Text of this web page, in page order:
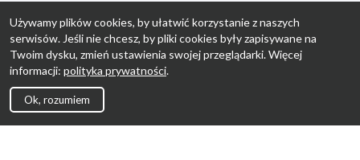
Używamy plików cookies, by ułatwić korzystanie z naszych
serwisów. Jeśli nie chcesz, by pliki cookies były zapisywane na
Twoim dysku, zmień ustawienia swojej przeglądarki. Więcej
informacji: polityka prywatności.
Ok, rozumiem